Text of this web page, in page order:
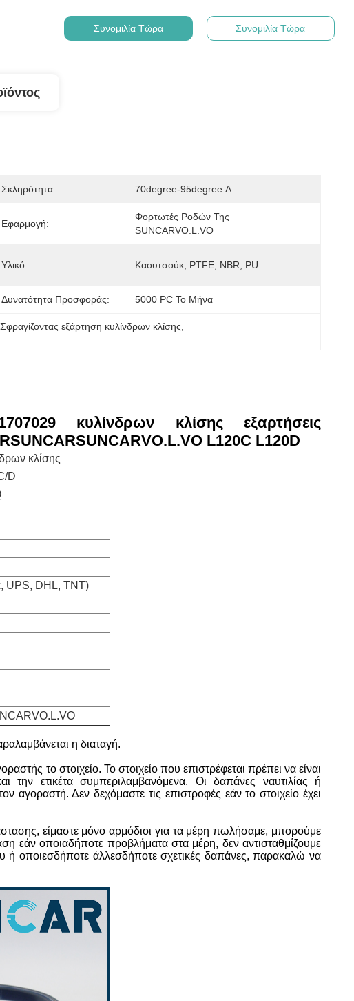
Συνομιλία Τώρα Συνομιλία Τώρα
Σκληρότητα: 70degree-95degree Α
Εφαρμογή:
Φορτωτές Ροδών Της
SUNCARVO.L.VO
Υλικό: Καουτσούκ, PTFE, NBR, PU
Δυνατότητα Προσφοράς: 5000 PC Το Μήνα
, Σφραγίζοντας εξάρτηση κυλίνδρων κλίσης
κυλίνδρων κλίσης εξαρτήσεις
L120C L120D
κλίσης
D
UPS, DHL, TNT)
η διαταγή.
το στοιχείο. Το στοιχείο που επιστρέφεται πρέπει να είναι
την ετικέτα συμπεριλαμβανόμενα. Οι δαπάνες ναυτιλίας ή
αγοραστή. Δεν δεχόμαστε τις επιστροφές εάν το στοιχείο έχει
είμαστε μόνο αρμόδιοι για τα μέρη πωλήσαμε, μπορούμε
εάν οποιαδήποτε προβλήματα στα μέρη, δεν αντισταθμίζουμε
ή οποιεσδήποτε άλλεσδήποτε σχετικές δαπάνες, παρακαλώ να